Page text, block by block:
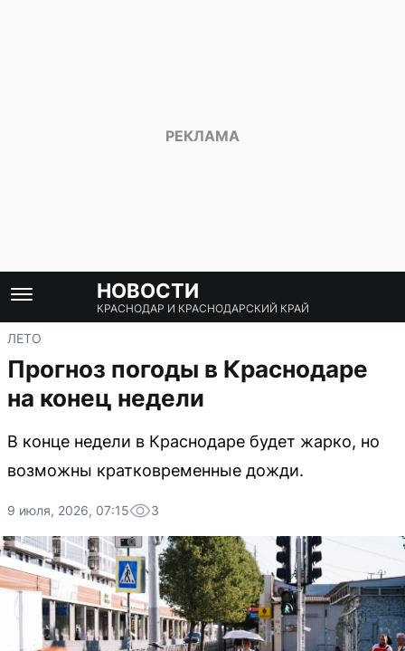
НОВОСТИ
КРАСНОДАР И КРАСНОДАРСКИЙ КРАЙ
ЛЕТО
Прогноз погоды в Краснодаре
на конец недели
В конце недели в Краснодаре будет жарко, но
возможны кратковременные дожди.
9 июля, 2026, 07:15 3